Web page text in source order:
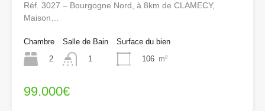
Réf. 3027 – Bourgogne Nord, à 8km de CLAMECY,
Maison…
Chambre
2
Salle de Bain
1
Surface du bien
106 m²
99.000€